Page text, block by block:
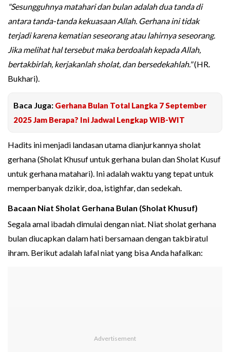
"Sesungguhnya matahari dan bulan adalah dua tanda di
antara tanda-tanda kekuasaan Allah. Gerhana ini tidak
terjadi karena kematian seseorang atau lahirnya seseorang.
Jika melihat hal tersebut maka berdoalah kepada Allah,
bertakbirlah, kerjakanlah sholat, dan bersedekahlah."(HR.
Bukhari).
Baca Juga: Gerhana Bulan Total Langka 7 September
2025 Jam Berapa? Ini Jadwal Lengkap WIB-WIT
Hadits ini menjadi landasan utama dianjurkannya sholat
gerhana (Sholat Khusuf untuk gerhana bulan dan Sholat Kusuf
untuk gerhana matahari). Ini adalah waktu yang tepat untuk
memperbanyak dzikir, doa, istighfar, dan sedekah.
Bacaan Niat Sholat Gerhana Bulan (Sholat Khusuf)
Segala amal ibadah dimulai dengan niat. Niat sholat gerhana
bulan diucapkan dalam hati bersamaan dengan takbiratul
ihram. Berikut adalah lafal niat yang bisa Anda hafalkan: